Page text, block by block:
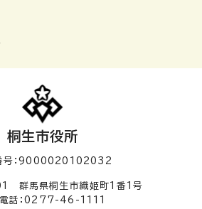
桐生市役所
号：9000020102032
群馬県桐生市織姫町1番1号
話：0277-46-1111